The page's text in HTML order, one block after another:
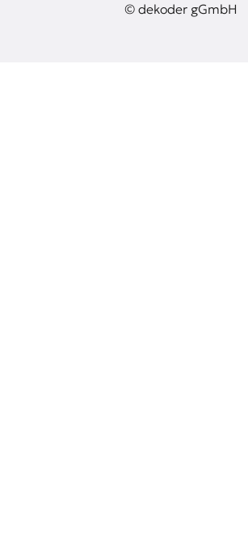
© dekoder gGmbH